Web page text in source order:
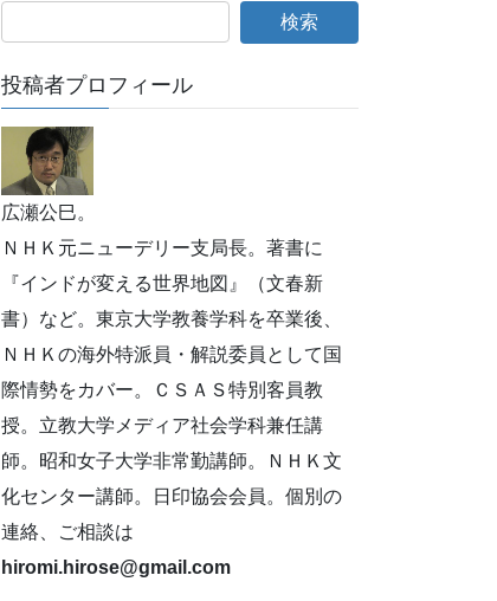
投稿者プロフィール
広瀬公巳。
ＮＨＫ元ニューデリー支局長。著書に
『インドが変える世界地図』（文春新
書）など。東京大学教養学科を卒業後、
ＮＨＫの海外特派員・解説委員として国
際情勢をカバー。ＣＳＡＳ特別客員教
授。立教大学メディア社会学科兼任講
師。昭和女子大学非常勤講師。ＮＨＫ文
化センター講師。日印協会会員。個別の
連絡、ご相談は
hiromi.hirose@gmail.com